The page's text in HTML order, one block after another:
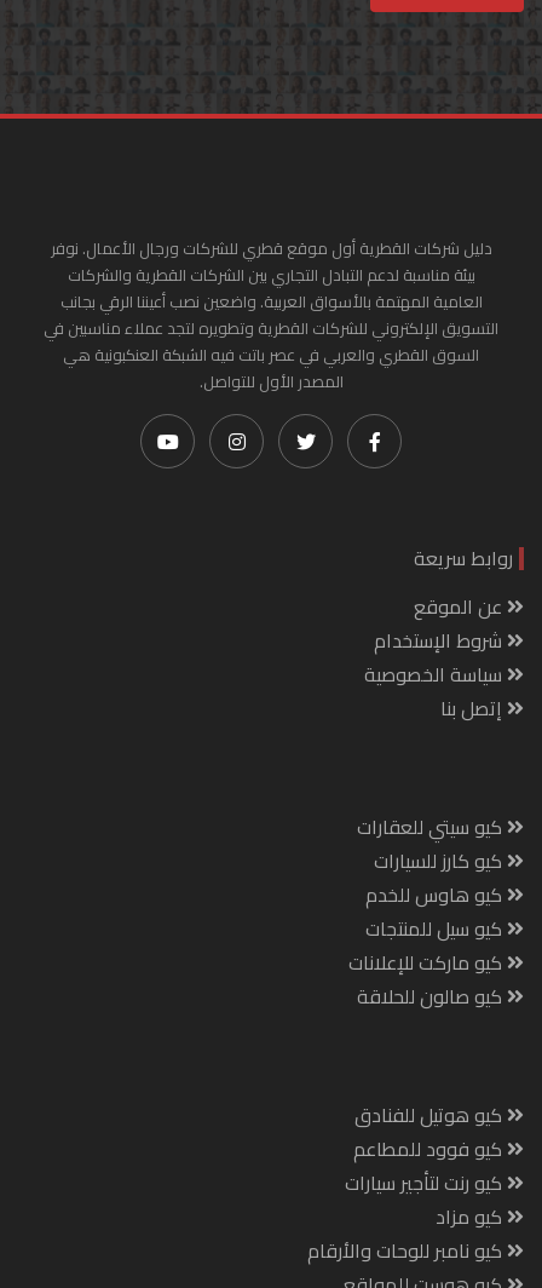
دليل شركات القطرية أول موقع قطري للشركات ورجال الأعمال. نوفر
بيئة مناسبة لدعم التبادل التجاري بين الشركات القطرية والشركات
العامية المهتمة بالأسواق العربية. واضعين نصب أعيننا الرقي بجانب
التسويق الإلكتروني للشركات القطرية وتطويره لتجد عملاء مناسبين في
السوق القطري والعربي في عصر باتت فيه الشبكة العنكبونية هي
المصدر الأول للتواصل.
روابط سريعة
عن الموقع
شروط الإستخدام
سياسة الخصوصية
إتصل بنا
كيو سيتي للعقارات
كيو كارز للسيارات
كيو هاوس للخدم
كيو سيل للمنتجات
كيو ماركت للإعلانات
كيو صالون للحلاقة
كيو هوتيل للفنادق
كيو فوود للمطاعم
كيو رنت لتأجير سيارات
كيو مزاد
كيو نامبر للوحات والأرقام